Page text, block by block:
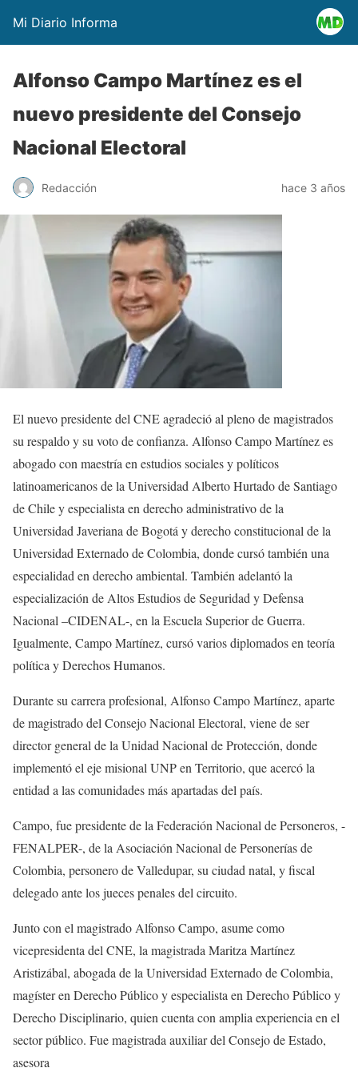
Mi Diario Informa
Alfonso Campo Martínez es el
nuevo presidente del Consejo
Nacional Electoral
Redacción hace 3 años
El nuevo presidente del CNE agradeció al pleno de magistrados
su respaldo y su voto de confianza. Alfonso Campo Martínez es
abogado con maestría en estudios sociales y políticos
latinoamericanos de la Universidad Alberto Hurtado de Santiago
de Chile y especialista en derecho administrativo de la
Universidad Javeriana de Bogotá y derecho constitucional de la
Universidad Externado de Colombia, donde cursó también una
especialidad en derecho ambiental. También adelantó la
especialización de Altos Estudios de Seguridad y Defensa
Nacional –CIDENAL-, en la Escuela Superior de Guerra.
Igualmente, Campo Martínez, cursó varios diplomados en teoría
política y Derechos Humanos.
Durante su carrera profesional, Alfonso Campo Martínez, aparte
de magistrado del Consejo Nacional Electoral, viene de ser
director general de la Unidad Nacional de Protección, donde
implementó el eje misional UNP en Territorio, que acercó la
entidad a las comunidades más apartadas del país.
Campo, fue presidente de la Federación Nacional de Personeros, -
FENALPER-, de la Asociación Nacional de Personerías de
Colombia, personero de Valledupar, su ciudad natal, y fiscal
delegado ante los jueces penales del circuito.
Junto con el magistrado Alfonso Campo, asume como
vicepresidenta del CNE, la magistrada Maritza Martínez
Aristizábal, abogada de la Universidad Externado de Colombia,
magíster en Derecho Público y especialista en Derecho Público y
Derecho Disciplinario, quien cuenta con amplia experiencia en el
sector público. Fue magistrada auxiliar del Consejo de Estado,
asesora